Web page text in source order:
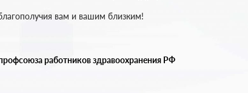
вам и вашим близким!
работников здравоохранения РФ